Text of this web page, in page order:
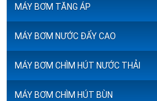
MÁY BƠM TĂNG ÁP
MÁY BƠM NƯỚC ĐẨY CAO
MÁY BƠM CHÌM HÚT NƯỚC THẢI
MÁY BƠM CHÌM HÚT BÙN